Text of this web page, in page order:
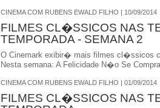
CINEMA COM RUBENS EWALD FILHO | 10/09/2014
FILMES CL�SSICOS NAS
TEMPORADA - SEMANA 2
O Cinemark exibir� mais filmes cl�ssicos
Nesta semana: A Felicidade N�o Se Compra
CINEMA COM RUBENS EWALD FILHO | 01/09/2014
FILMES CL�SSICOS NAS